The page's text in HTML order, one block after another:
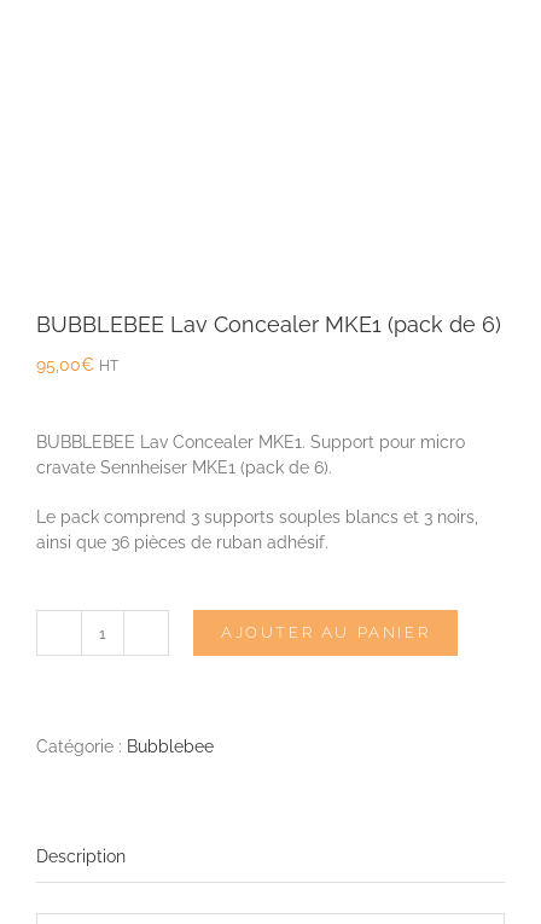
BUBBLEBEE Lav Concealer MKE1 (pack de 6)
95,00€ HT
BUBBLEBEE Lav Concealer MKE1. Support pour micro
cravate Sennheiser MKE1 (pack de 6).
Le pack comprend 3 supports souples blancs et 3 noirs,
ainsi que 36 pièces de ruban adhésif.
quantité
Concealer
6)
AJOUTER AU PANIER
Catégorie : Bubblebee
Description